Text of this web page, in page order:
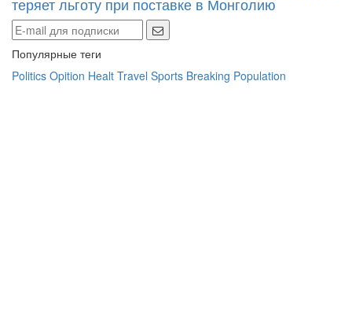
Популярные теги
Politics Opition Healt